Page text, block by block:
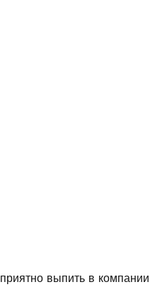
выпить в